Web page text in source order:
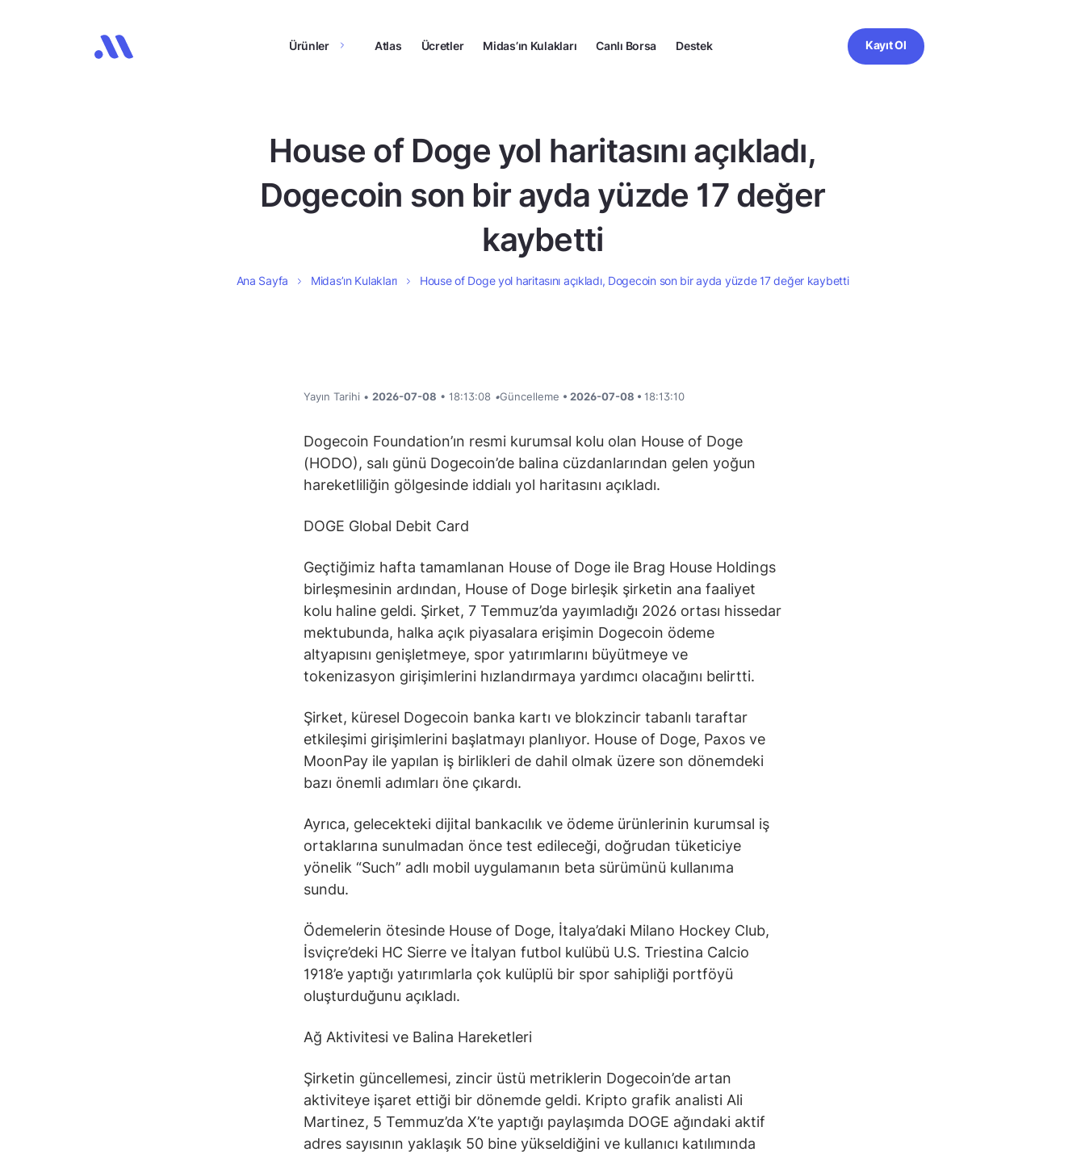
Ürünler Atlas Ücretler Midas’ın Kulakları Canlı Borsa Destek Kayıt Ol
House of Doge yol haritasını açıkladı,
Dogecoin son bir ayda yüzde 17 değer
kaybetti
Ana Sayfa Midas’ın Kulakları House of Doge yol haritasını açıkladı, Dogecoin son bir ayda yüzde 17 değer kaybetti
Yayın Tarihi • 2026-07-08 • 18:13:08 •Güncelleme • 2026-07-08 • 18:13:10
Dogecoin Foundation’ın resmi kurumsal kolu olan House of Doge
(HODO), salı günü Dogecoin’de balina cüzdanlarından gelen yoğun
hareketliliğin gölgesinde iddialı yol haritasını açıkladı.
DOGE Global Debit Card
Geçtiğimiz hafta tamamlanan House of Doge ile Brag House Holdings
birleşmesinin ardından, House of Doge birleşik şirketin ana faaliyet
kolu haline geldi. Şirket, 7 Temmuz’da yayımladığı 2026 ortası hissedar
mektubunda, halka açık piyasalara erişimin Dogecoin ödeme
altyapısını genişletmeye, spor yatırımlarını büyütmeye ve
tokenizasyon girişimlerini hızlandırmaya yardımcı olacağını belirtti.
Şirket, küresel Dogecoin banka kartı ve blokzincir tabanlı taraftar
etkileşimi girişimlerini başlatmayı planlıyor. House of Doge, Paxos ve
MoonPay ile yapılan iş birlikleri de dahil olmak üzere son dönemdeki
bazı önemli adımları öne çıkardı.
Ayrıca, gelecekteki dijital bankacılık ve ödeme ürünlerinin kurumsal iş
ortaklarına sunulmadan önce test edileceği, doğrudan tüketiciye
yönelik “Such” adlı mobil uygulamanın beta sürümünü kullanıma
sundu.
Ödemelerin ötesinde House of Doge, İtalya’daki Milano Hockey Club,
İsviçre’deki HC Sierre ve İtalyan futbol kulübü U.S. Triestina Calcio
1918’e yaptığı yatırımlarla çok kulüplü bir spor sahipliği portföyü
oluşturduğunu açıkladı.
Ağ Aktivitesi ve Balina Hareketleri
Şirketin güncellemesi, zincir üstü metriklerin Dogecoin’de artan
aktiviteye işaret ettiği bir dönemde geldi. Kripto grafik analisti Ali
Martinez, 5 Temmuz’da X’te yaptığı paylaşımda DOGE ağındaki aktif
adres sayısının yaklaşık 50 bine yükseldiğini ve kullanıcı katılımında